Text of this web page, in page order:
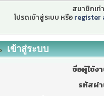
สมาชิกเท่
โปรดเข้าสู่ระบบ หรือ register
เข้าสู่ระบบ
ชื่อผู้ใช้ง
รหัสผ่